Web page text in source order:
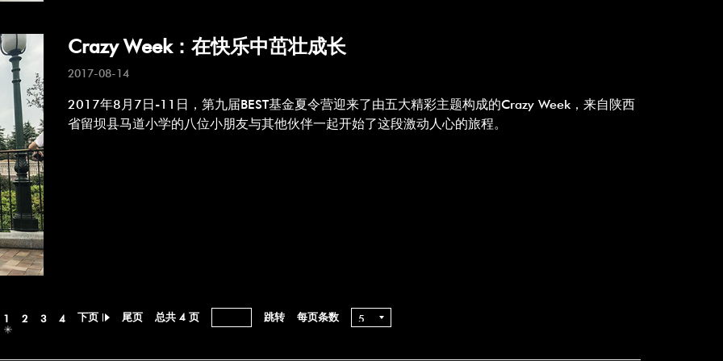
Crazy Week：在快乐中茁壮成长
2017-08-14
2017年8月7日-11日，第九届BEST基金夏令营迎来了由五大精彩主题构成的Crazy Week，来自陕西
省留坝县马道小学的八位小朋友与其他伙伴一起开始了这段激动人心的旅程。
1 2 3 4 下页 尾页 总共 4 页 每页条数